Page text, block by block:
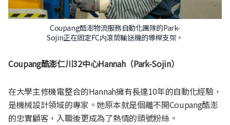
Coupang酷澎物流服務自動化團隊的Park-
Sojin正在固定FC内滾筒輸送機的導桿支架。
Coupang酷澎仁川32中心Hannah（Park-Sojin）
在大學主修機電整合的Hannah擁有長達10年的自動化經驗，
是機械設計領域的專家。她原本就是個離不開Coupang酷澎
的忠實顧客，入職後更成為了熱情的頭號粉絲。